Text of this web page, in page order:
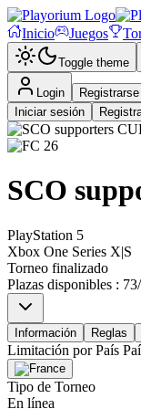
Inicio Juegos
Toggle theme
Login
Registrarse
Iniciar sesión
SCO
PlayStation 5
Xbox One Series X|S
Torneo finalizado
Plazas disponibles : 73/
Información Reglas
Limitación por País
Tipo de Torneo
En línea